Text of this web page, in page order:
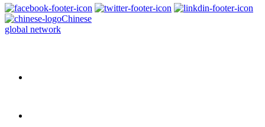
Chinese
global network